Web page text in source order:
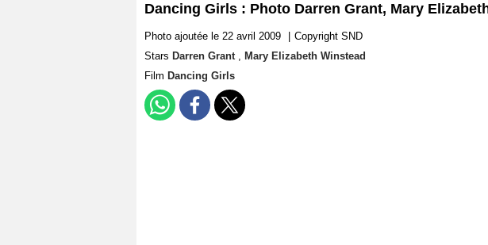
Dancing Girls : Photo Darren Grant, Mary
Photo ajoutée le 22 avril 2009
Copyright SND
Stars Darren Grant , Mary Elizabeth Winstead
Film Dancing Girls